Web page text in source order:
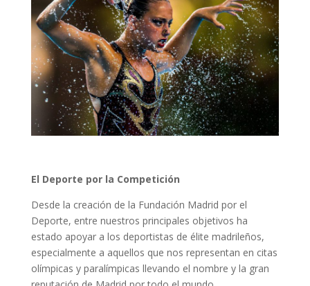
El Deporte por la Competición
Desde la creación de la Fundación Madrid por el
Deporte, entre nuestros principales objetivos ha
estado apoyar a los deportistas de élite madrileños,
especialmente a aquellos que nos representan en citas
olímpicas y paralímpicas llevando el nombre y la gran